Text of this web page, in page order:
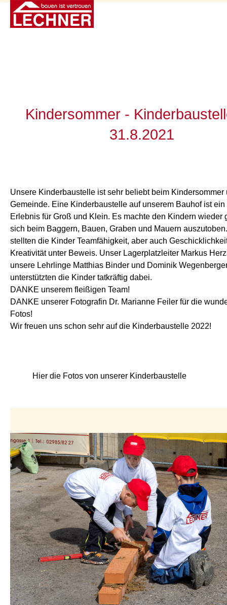
Kindersommer -
31.8.2021
Unsere Kinderbaustelle ist sehr beliebt beim Kindersommer
Gemeinde. Eine Kinderbaustelle auf unserem Bauhof ist
Erlebnis für Groß und Klein. Es machte den Kindern wieder
sich beim Baggern, Bauen, Graben und Mauern
stellten die Kinder Teamfähigkeit, aber auch
Kreativität unter Beweis. Unser Lagerplatzleiter Markus
unsere Lehrlinge Matthias Binder und Dominik
unterstützten die Kinder tatkräftig dabei.
DANKE unserem fleißigen Team!
DANKE unserer Fotografin Dr. Marianne Feiler für die
Fotos!
Wir freuen uns schon sehr auf die Kinderbaustelle 2022!
Hier die Fotos von unserer Kinderbaustelle